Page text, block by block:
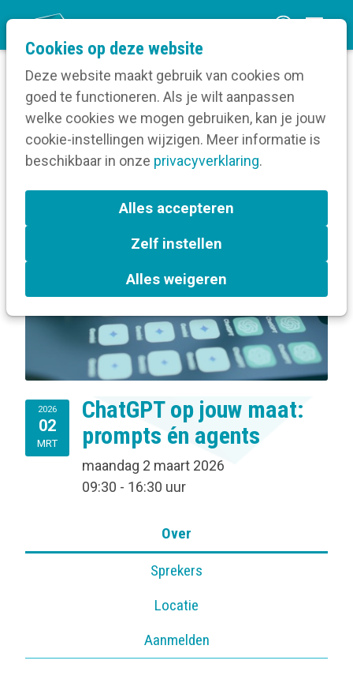
Cookies op deze website
Deze website maakt gebruik van cookies om
goed te functioneren. Als je wilt aanpassen
welke cookies we mogen gebruiken, kan je jouw
cookie-instellingen wijzigen. Meer informatie is
beschikbaar in onze privacyverklaring.
Alles accepteren
Zelf instellen
Alles weigeren
n
m
Home
Volg een opleiding
Over ChatGPT op jouw maat: prompts én agents
Artificiële intelligentie
2026
02
MRT
ChatGPT op jouw maat:
prompts én agents
maandag 2 maart 2026
09:30 - 16:30 uur
Over
Sprekers
Locatie
Aanmelden